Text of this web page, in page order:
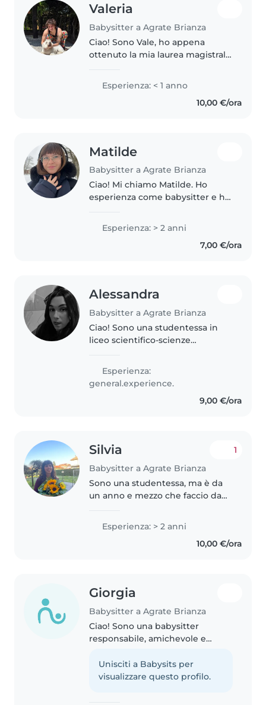
Valeria
Babysitter a Agrate Brianza
Ciao! Sono Vale, ho appena
ottenuto la mia laurea magistrale
lavoro come babysitter e
babysitter in inglese per..
Esperienza: < 1 anno
10,00 €/ora
Matilde
Babysitter a Agrate Brianza
Ciao! Mi chiamo Matilde. Ho
esperienza come babysitter e ho
volontariato in Lettonia con il
Corpo Europeo di Solidarietà
(ESC), lavorando ogni giorno in..
Esperienza: > 2 anni
7,00 €/ora
Alessandra
Babysitter a Agrate Brianza
Ciao! Sono una studentessa in
liceo scientifico-scienze
una grande passione per i
bambini. Sono empatica,
responsabile e ho pazienza. Mi
Esperienza:
general.experience.
9,00 €/ora
Silvia
Babysitter a Agrate Brianza
1
Sono una studentessa, ma è da
un anno e mezzo che faccio da
bambine di 5 e 11 anni. Penso di
essere una persona molto
Esperienza: > 2 anni
10,00 €/ora
Giorgia
Babysitter a Agrate Brianza
Ciao! Sono una babysitter
responsabile, amichevole e
esperienza nella cura di neonati
e bambini piccoli. Mi occupo
Unisciti a Babysits per
visualizzare questo profilo.